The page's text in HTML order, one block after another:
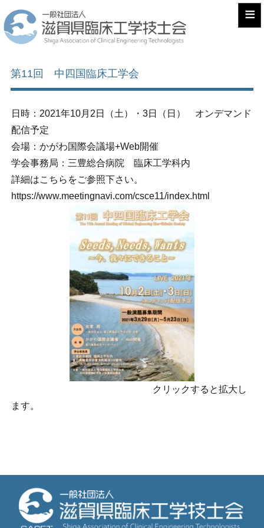
≡
第11回 中四国臨床工学会
日時：2021年10月2日（土）・3日（日） オンデマンド
配信予定
会場：かがわ国際会議場+Web開催
学会事務局：三豊総合病院 臨床工学科内
詳細はこちらをご参照下さい。
https://www.meetingnavi.com/csce11/index.html
クリックすると拡大し
ます。